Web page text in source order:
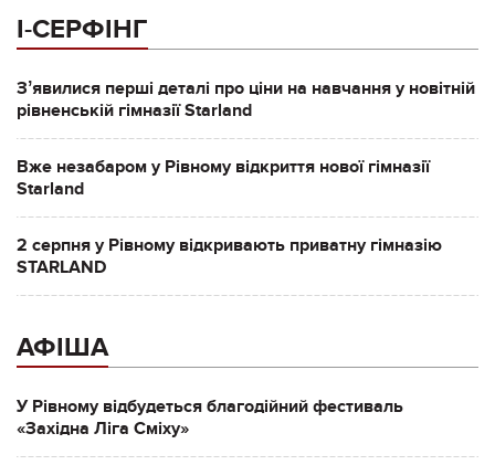
І-СЕРФІНГ
Зʼявилися перші деталі про ціни на навчання у новітній
рівненській гімназії Starland
Вже незабаром у Рівному відкриття нової гімназії
Starland
2 серпня у Рівному відкривають приватну гімназію
STARLAND
АФІША
У Рівному відбудеться благодійний фестиваль
«Західна Ліга Сміху»